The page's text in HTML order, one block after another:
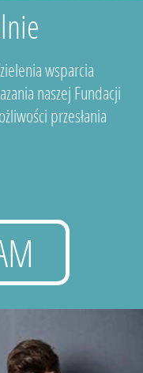
wsparcia
naszej Fundacji
przesłania